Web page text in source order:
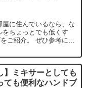
に住んでいるなら、な
ちょっとでも低くす
ご紹介。 ぜひ参考にし
】ミキサーとしても
ても便利なハンドブ